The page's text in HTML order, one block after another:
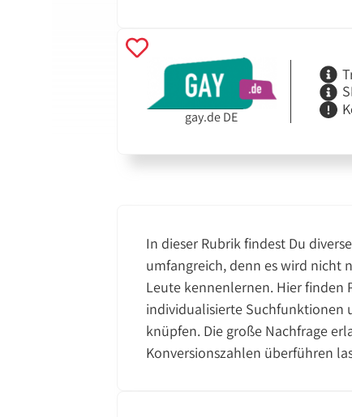
gay.de DE
In dieser Rubrik findest Du
umfangreich, denn es wird nicht
Leute kennenlernen. Hier finden
individualisierte Suchfunktionen
knüpfen. Die große Nachfrage
Konversionszahlen überführen